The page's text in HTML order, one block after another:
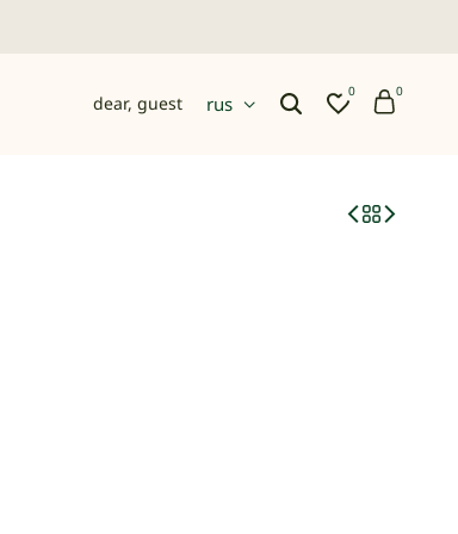
dear, guest rus Поиск
0
Вишлист
0